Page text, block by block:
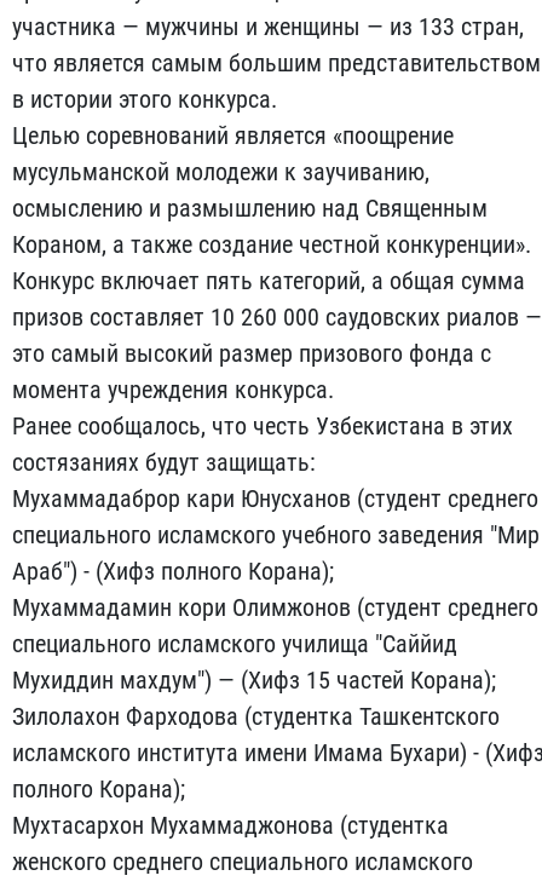
участника — мужчины и женщины — из 133 стран,
что является самым большим представительством
в истории этого конкурса.
Целью соревнований является «поощрение
мусульманской молодежи к заучиванию,
осмыслению и размышлению над Священным
Кораном, а также создание честной конкуренции».
Конкурс включает пять категорий, а общая сумма
призов составляет 10 260 000 саудовских риалов —
это самый высокий размер призового фонда с
момента учреждения конкурса.
Ранее сообщалось, что честь Узбекистана в этих
состязаниях будут защищать:
Мухаммадаброр кари Юнусханов (студент среднего
специального исламского учебного заведения "Мир
Араб") - (Хифз полного Корана);
Мухаммадамин кори Олимжонов (студент среднего
специального исламского училища "Саййид
Мухиддин махдум") — (Хифз 15 частей Корана);
Зилолахон Фарходова (студентка Ташкентского
исламского института имени Имама Бухари) -
полного Корана);
Мухтасархон Мухаммаджонова (студентка
женского среднего специального исламского